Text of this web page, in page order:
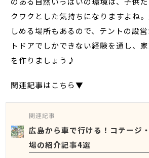
クワクとした気持ちになりますよね
しめる場所もあるので、テントの設
トドアでしかできない経験を通し、
を作りましょう♪
関連記事はこちら▼
関連記事
広島から車で行ける！コテージ
場の紹介記事4選